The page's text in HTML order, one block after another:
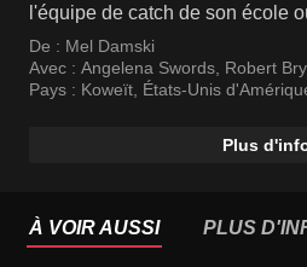
l'équipe de catch de son école
De : Mel Damski
Avec : Angelena Swords Robert
Pays : Koweït États-Unis
Plus
À VOIR AUSSI PLUS